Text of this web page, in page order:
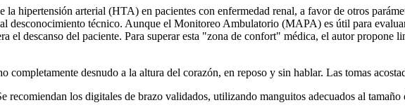
hipertensión arterial (HTA) en pacientes con enfermedad renal, a favor de otros
desconocimiento técnico. Aunque el Monitoreo Ambulatorio (MAPA) es útil para
el descanso del paciente. Para superar esta "zona de confort" médica, el autor propone
completamente desnudo a la altura del corazón, en reposo y sin hablar. Las tomas
los digitales de brazo validados, utilizando manguitos adecuados al